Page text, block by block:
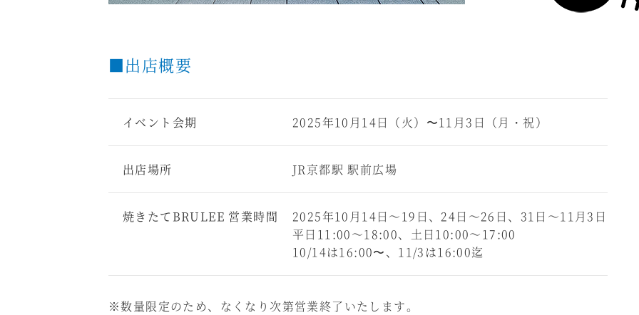
■出店概要
イベント会期 2025年10月14日（火）〜11月3日（月・祝）
出店場所 JR京都駅 駅前広場
焼きたてBRULEE 営業時間
2025年10月14日～19日、24日～26日、31日～11月3日
平日11:00～18:00、土日10:00～17:00
10/14は16:00〜、11/3は16:00迄
※数量限定のため、なくなり次第営業終了いたします。